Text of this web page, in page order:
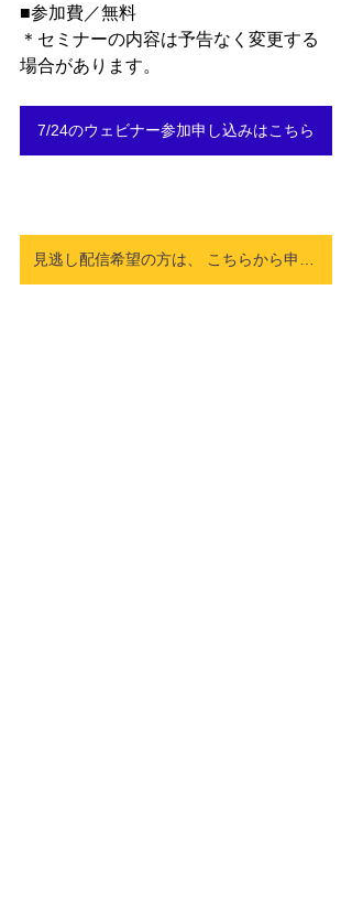
■参加費／無料
＊セミナーの内容は予告なく変更する
場合があります。
7/24のウェビナー参加申し込みはこちら